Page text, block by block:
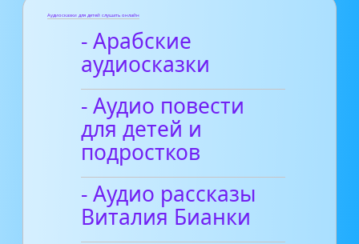
Аудиосказки для детей слушать онлайн
- Арабские
аудиосказки
- Аудио повести
для детей и
подростков
- Аудио рассказы
Виталия Бианки